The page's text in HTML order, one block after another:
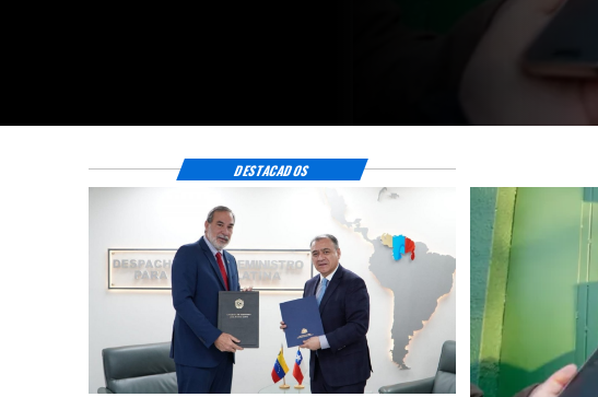
DESTACADOS